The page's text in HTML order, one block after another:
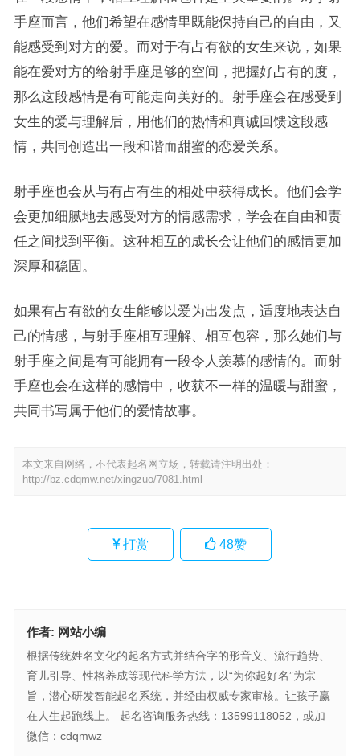
手座而言，他们希望在感情里既能保持自己的自由，又
能感受到对方的爱。而对于有占有欲的女生来说，如果
能在爱对方的给射手座足够的空间，把握好占有的度，
那么这段感情是有可能走向美好的。射手座会在感受到
女生的爱与理解后，用他们的热情和真诚回馈这段感
情，共同创造出一段和谐而甜蜜的恋爱关系。
射手座也会从与有占有生的相处中获得成长。他们会学
会更加细腻地去感受对方的情感需求，学会在自由和责
任之间找到平衡。这种相互的成长会让他们的感情更加
深厚和稳固。
如果有占有欲的女生能够以爱为出发点，适度地表达自
己的情感，与射手座相互理解、相互包容，那么她们与
射手座之间是有可能拥有一段令人羡慕的感情的。而射
手座也会在这样的感情中，收获不一样的温暖与甜蜜，
共同书写属于他们的爱情故事。
本文来自网络，不代表起名网立场，转载请注明出处：
http://bz.cdqmw.net/xingzuo/7081.html
打赏 48赞
作者: 网站小编
根据传统姓名文化的起名方式并结合字的形音义、流行趋势、
育儿引导、性格养成等现代科学方法，以“为你起好名”为宗
旨，潜心研发智能起名系统，并经由权威专家审核。让孩子赢
在人生起跑线上。 起名咨询服务热线：13599118052，或加
微信：cdqmwz